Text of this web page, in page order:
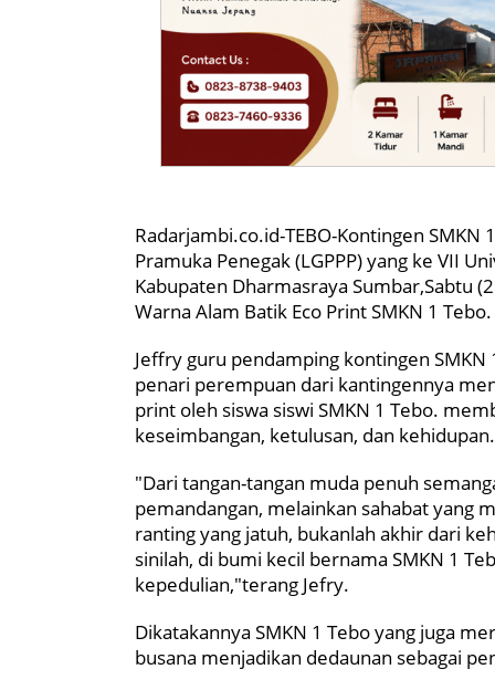
Radarjambi.co.id-TEBO-Kontingen
Pramuka Penegak (LGPPP) yang ke VII
Kabupaten Dharmasraya Sumbar,Sabtu
Warna Alam Batik Eco Print SMKN 1 Tebo.
Jeffry guru pendamping kontingen
penari perempuan dari kantingennya
print oleh siswa siswi SMKN 1 Tebo.
keseimbangan, ketulusan, dan kehidupan.
"Dari tangan-tangan muda penuh
pemandangan, melainkan sahabat yang
ranting yang jatuh, bukanlah akhir dari
sinilah, di bumi kecil bernama SMKN 1
kepedulian,"terang Jefry.
Dikatakannya SMKN 1 Tebo yang juga
busana menjadikan dedaunan sebagai